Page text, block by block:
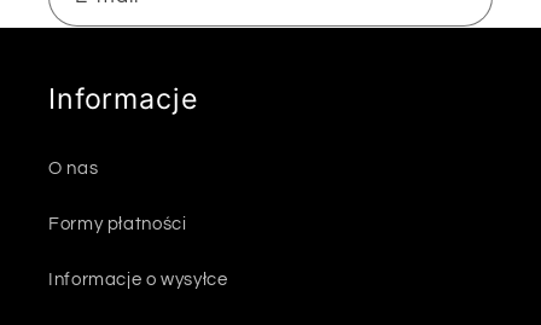
Informacje
O nas
Formy płatności
Informacje o wysyłce